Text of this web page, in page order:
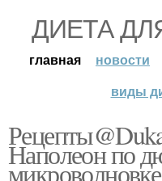
ДИЕТА
главная новости
виды
Наполеон по